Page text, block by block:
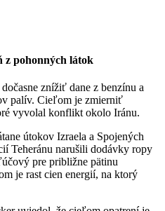
z pohonných látok
znížiť dane z benzínu a
palív. Cieľom je zmierniť
vyvolal konflikt okolo Iránu.
útokov Izraela a Spojených
Teheránu narušili dodávky ropy
pre približne pätinu
je rast cien energií, na ktorý